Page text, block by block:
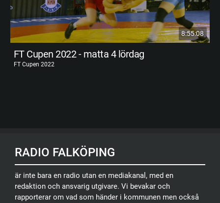
8:55:08
FT Cupen 2022 - matta 4 lördag
FT Cupen 2022
RADIO FALKÖPING
är inte bara en radio utan en mediakanal, med en
redaktion och ansvarig utgivare. Vi bevakar och
rapporterar om vad som händer i kommunen men också